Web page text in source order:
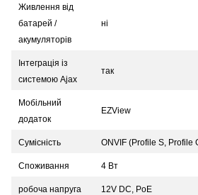
Живлення від
батарей /
акумуляторів
ні
Інтеграція із
системою Ajax
так
Мобільний
додаток
EZView
Сумісність ONVIF (Profile S, Profile
Споживання 4 Вт
робоча напруга 12V DC, PoE